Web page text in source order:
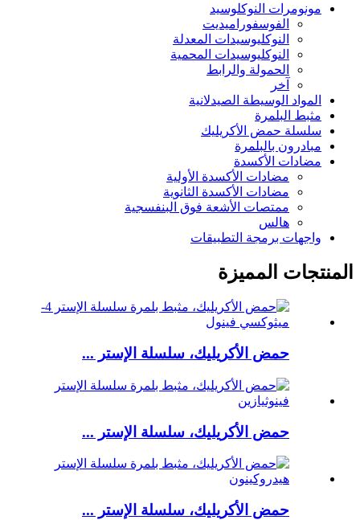
مونومرات النوكلوسيد
الفوسفوراميديت
النوكليوسيدات المعدلة
النوكليوسيدات المحمية
الحمولة والرابط
آخر
المواد الوسيطة الصيدلانية
مثبط البلمرة
سلسلة حمض الأكريليك
مبادرون بالبلمرة
مضادات الأكسدة
مضادات الأكسدة الأولية
مضادات الأكسدة الثانوية
ممتصات الأشعة فوق البنفسجية
هالس
واجهات برمجة التطبيقات
المنتجات المميزة
حمض الأكريليك، سلسلة الإستر ...
حمض الأكريليك، سلسلة الإستر ...
حمض الأكريليك، سلسلة الإستر ...